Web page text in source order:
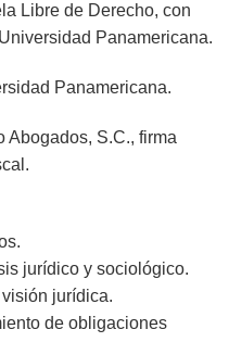
Libre de Derecho, con
Panamericana.
Panamericana.
Abogados, S.C., firma
jurídico y sociológico.
jurídica.
de obligaciones